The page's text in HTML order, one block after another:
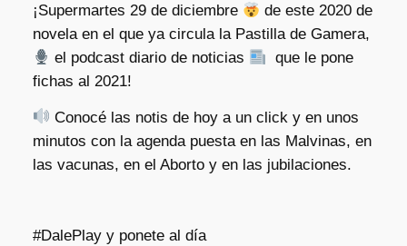
¡Supermartes 29 de diciembre
de este 2020 de
novela en el que ya circula la Pastilla de Gamera,
el podcast diario de noticias
que le pone
fichas al 2021!
Conocé las notis de hoy a un click y en unos
minutos con la agenda puesta en las Malvinas, en
las vacunas, en el Aborto y en las jubilaciones.
#DalePlay y ponete al día